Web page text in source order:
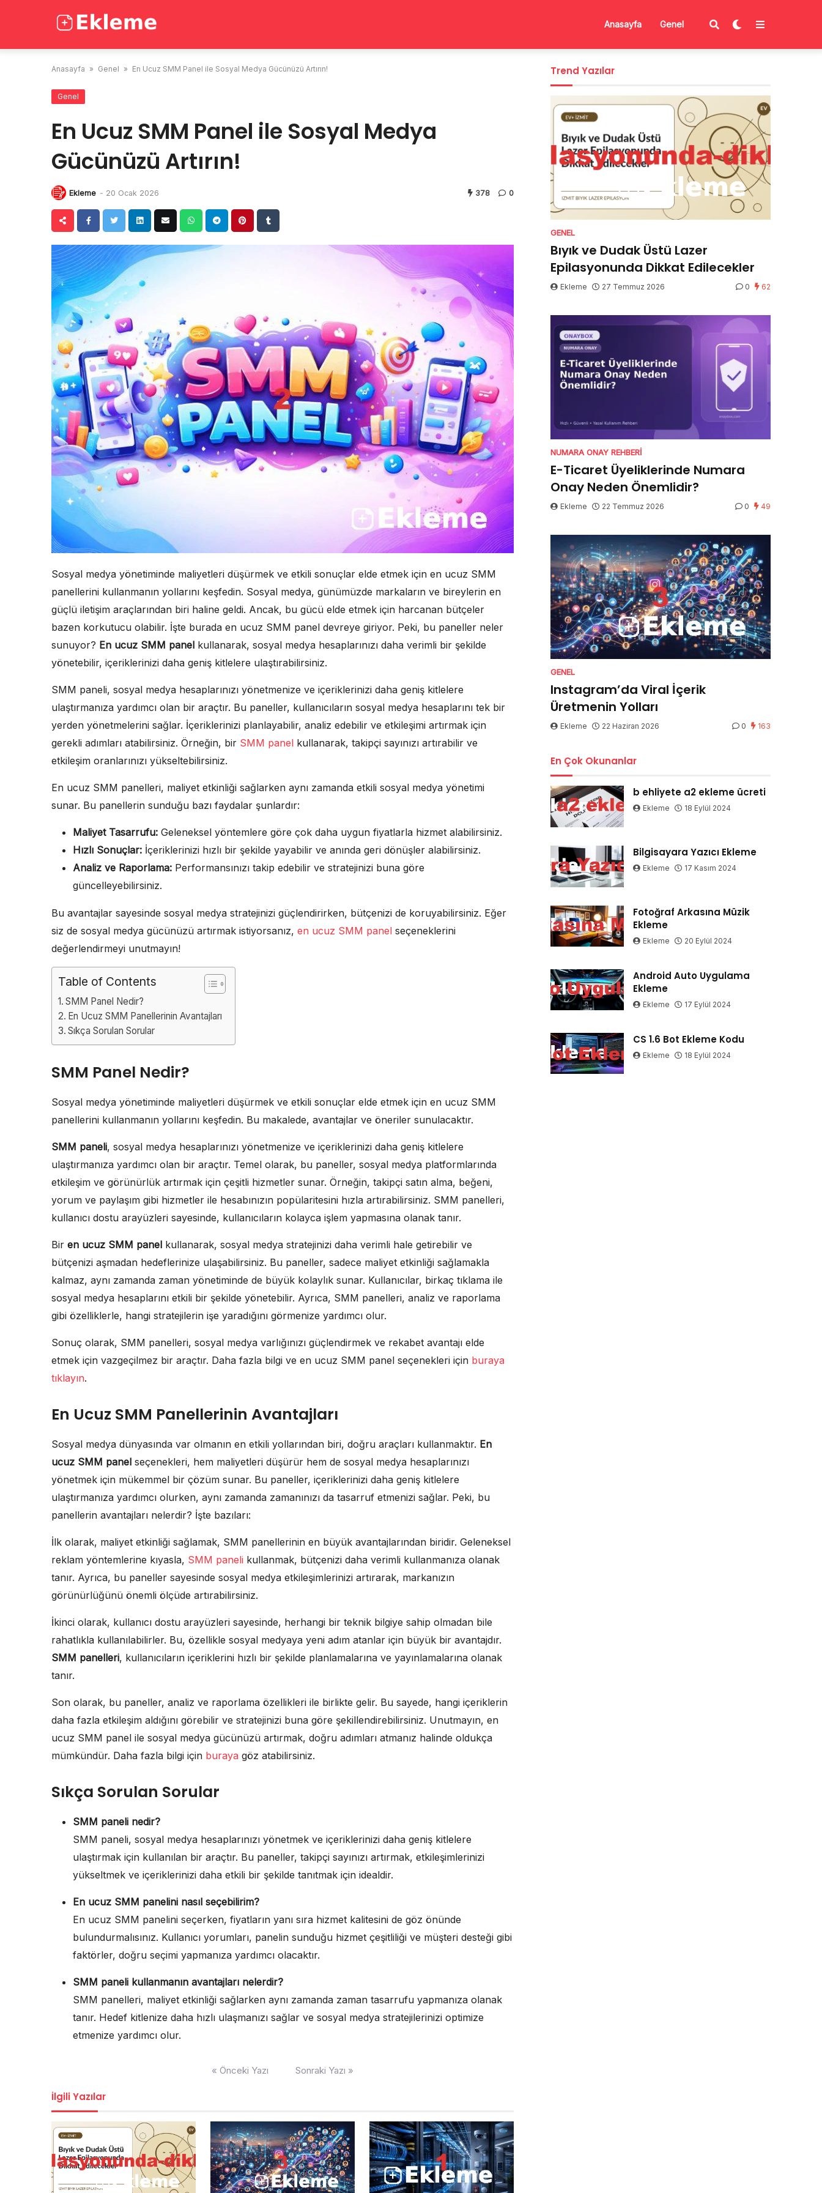
Anasayfa Genel
Anasayfa » Genel » En Ucuz SMM Panel ile Sosyal Medya Gücünüzü Artırın!
Genel
En Ucuz SMM Panel ile Sosyal Medya
Gücünüzü Artırın!
Ekleme - 20 Ocak 2026 378 0
Sosyal medya yönetiminde maliyetleri düşürmek ve etkili sonuçlar elde etmek için en ucuz SMM
panellerini kullanmanın yollarını keşfedin. Sosyal medya, günümüzde markaların ve bireylerin en
güçlü iletişim araçlarından biri haline geldi. Ancak, bu gücü elde etmek için harcanan bütçeler
bazen korkutucu olabilir. İşte burada en ucuz SMM panel devreye giriyor. Peki, bu paneller neler
sunuyor? En ucuz SMM panel kullanarak, sosyal medya hesaplarınızı daha verimli bir şekilde
yönetebilir, içeriklerinizi daha geniş kitlelere ulaştırabilirsiniz.
SMM paneli, sosyal medya hesaplarınızı yönetmenize ve içeriklerinizi daha geniş kitlelere
ulaştırmanıza yardımcı olan bir araçtır. Bu paneller, kullanıcıların sosyal medya hesaplarını tek bir
yerden yönetmelerini sağlar. İçeriklerinizi planlayabilir, analiz edebilir ve etkileşimi artırmak için
gerekli adımları atabilirsiniz. Örneğin, bir SMM panel kullanarak, takipçi sayınızı artırabilir ve
etkileşim oranlarınızı yükseltebilirsiniz.
En ucuz SMM panelleri, maliyet etkinliği sağlarken aynı zamanda etkili sosyal medya yönetimi
sunar. Bu panellerin sunduğu bazı faydalar şunlardır:
Maliyet Tasarrufu: Geleneksel yöntemlere göre çok daha uygun fiyatlarla hizmet alabilirsiniz.
Hızlı Sonuçlar: İçeriklerinizi hızlı bir şekilde yayabilir ve anında geri dönüşler alabilirsiniz.
Analiz ve Raporlama: Performansınızı takip edebilir ve stratejinizi buna göre
güncelleyebilirsiniz.
Bu avantajlar sayesinde sosyal medya stratejinizi güçlendirirken, bütçenizi de koruyabilirsiniz. Eğer
siz de sosyal medya gücünüzü artırmak istiyorsanız, en ucuz SMM panel seçeneklerini
değerlendirmeyi unutmayın!
Table of Contents
SMM Panel Nedir?
En Ucuz SMM Panellerinin Avantajları
Sıkça Sorulan Sorular
SMM Panel Nedir?
Sosyal medya yönetiminde maliyetleri düşürmek ve etkili sonuçlar elde etmek için en ucuz SMM
panellerini kullanmanın yollarını keşfedin. Bu makalede, avantajlar ve öneriler sunulacaktır.
SMM paneli, sosyal medya hesaplarınızı yönetmenize ve içeriklerinizi daha geniş kitlelere
ulaştırmanıza yardımcı olan bir araçtır. Temel olarak, bu paneller, sosyal medya platformlarında
etkileşim ve görünürlük artırmak için çeşitli hizmetler sunar. Örneğin, takipçi satın alma, beğeni,
yorum ve paylaşım gibi hizmetler ile hesabınızın popülaritesini hızla artırabilirsiniz. SMM panelleri,
kullanıcı dostu arayüzleri sayesinde, kullanıcıların kolayca işlem yapmasına olanak tanır.
Bir en ucuz SMM panel kullanarak, sosyal medya stratejinizi daha verimli hale getirebilir ve
bütçenizi aşmadan hedeflerinize ulaşabilirsiniz. Bu paneller, sadece maliyet etkinliği sağlamakla
kalmaz, aynı zamanda zaman yönetiminde de büyük kolaylık sunar. Kullanıcılar, birkaç tıklama ile
sosyal medya hesaplarını etkili bir şekilde yönetebilir. Ayrıca, SMM panelleri, analiz ve raporlama
gibi özelliklerle, hangi stratejilerin işe yaradığını görmenize yardımcı olur.
Sonuç olarak, SMM panelleri, sosyal medya varlığınızı güçlendirmek ve rekabet avantajı elde
etmek için vazgeçilmez bir araçtır. Daha fazla bilgi ve en ucuz SMM panel seçenekleri için buraya
tıklayın.
En Ucuz SMM Panellerinin Avantajları
Sosyal medya dünyasında var olmanın en etkili yollarından biri, doğru araçları kullanmaktır. En
ucuz SMM panel seçenekleri, hem maliyetleri düşürür hem de sosyal medya hesaplarınızı
yönetmek için mükemmel bir çözüm sunar. Bu paneller, içeriklerinizi daha geniş kitlelere
ulaştırmanıza yardımcı olurken, aynı zamanda zamanınızı da tasarruf etmenizi sağlar. Peki, bu
panellerin avantajları nelerdir? İşte bazıları:
İlk olarak, maliyet etkinliği sağlamak, SMM panellerinin en büyük avantajlarından biridir. Geleneksel
reklam yöntemlerine kıyasla, SMM paneli kullanmak, bütçenizi daha verimli kullanmanıza olanak
tanır. Ayrıca, bu paneller sayesinde sosyal medya etkileşimlerinizi artırarak, markanızın
görünürlüğünü önemli ölçüde artırabilirsiniz.
İkinci olarak, kullanıcı dostu arayüzleri sayesinde, herhangi bir teknik bilgiye sahip olmadan bile
rahatlıkla kullanılabilirler. Bu, özellikle sosyal medyaya yeni adım atanlar için büyük bir avantajdır.
SMM panelleri, kullanıcıların içeriklerini hızlı bir şekilde planlamalarına ve yayınlamalarına olanak
tanır.
Son olarak, bu paneller, analiz ve raporlama özellikleri ile birlikte gelir. Bu sayede, hangi içeriklerin
daha fazla etkileşim aldığını görebilir ve stratejinizi buna göre şekillendirebilirsiniz. Unutmayın, en
ucuz SMM panel ile sosyal medya gücünüzü artırmak, doğru adımları atmanız halinde oldukça
mümkündür. Daha fazla bilgi için buraya göz atabilirsiniz.
Sıkça Sorulan Sorular
SMM paneli nedir?
SMM paneli, sosyal medya hesaplarınızı yönetmek ve içeriklerinizi daha geniş kitlelere
ulaştırmak için kullanılan bir araçtır. Bu paneller, takipçi sayınızı artırmak, etkileşimlerinizi
yükseltmek ve içeriklerinizi daha etkili bir şekilde tanıtmak için idealdir.
En ucuz SMM panelini nasıl seçebilirim?
En ucuz SMM panelini seçerken, fiyatların yanı sıra hizmet kalitesini de göz önünde
bulundurmalısınız. Kullanıcı yorumları, panelin sunduğu hizmet çeşitliliği ve müşteri desteği gibi
faktörler, doğru seçimi yapmanıza yardımcı olacaktır.
SMM paneli kullanmanın avantajları nelerdir?
SMM panelleri, maliyet etkinliği sağlarken aynı zamanda zaman tasarrufu yapmanıza olanak
tanır. Hedef kitlenize daha hızlı ulaşmanızı sağlar ve sosyal medya stratejilerinizi optimize
etmenize yardımcı olur.
« Önceki Yazı Sonraki Yazı »
İlgili Yazılar
Trend Yazılar
GENEL
Bıyık ve Dudak Üstü Lazer
Epilasyonunda Dikkat Edilecekler
Ekleme 27 Temmuz 2026 0 62
NUMARA ONAY REHBERI
E-Ticaret Üyeliklerinde Numara
Onay Neden Önemlidir?
Ekleme 22 Temmuz 2026 0 49
GENEL
Instagram’da Viral İçerik
Üretmenin Yolları
Ekleme 22 Haziran 2026 0 163
En Çok Okunanlar
b ehliyete a2 ekleme ücreti
Ekleme 18 Eylül 2024
Bilgisayara Yazıcı Ekleme
Ekleme 17 Kasım 2024
Fotoğraf Arkasına Müzik
Ekleme
Ekleme 20 Eylül 2024
Android Auto Uygulama
Ekleme
Ekleme 17 Eylül 2024
CS 1.6 Bot Ekleme Kodu
Ekleme 18 Eylül 2024